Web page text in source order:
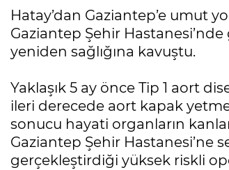
Hatay’dan Gaziantep’e umut
Gaziantep Şehir Hastanesi’nde
yeniden sağlığına kavuştu.
Yaklaşık 5 ay önce Tip 1 aort
ileri derecede aort kapak
sonucu hayati organların
Gaziantep Şehir Hastanesi’ne
gerçekleştirdiği yüksek riskli